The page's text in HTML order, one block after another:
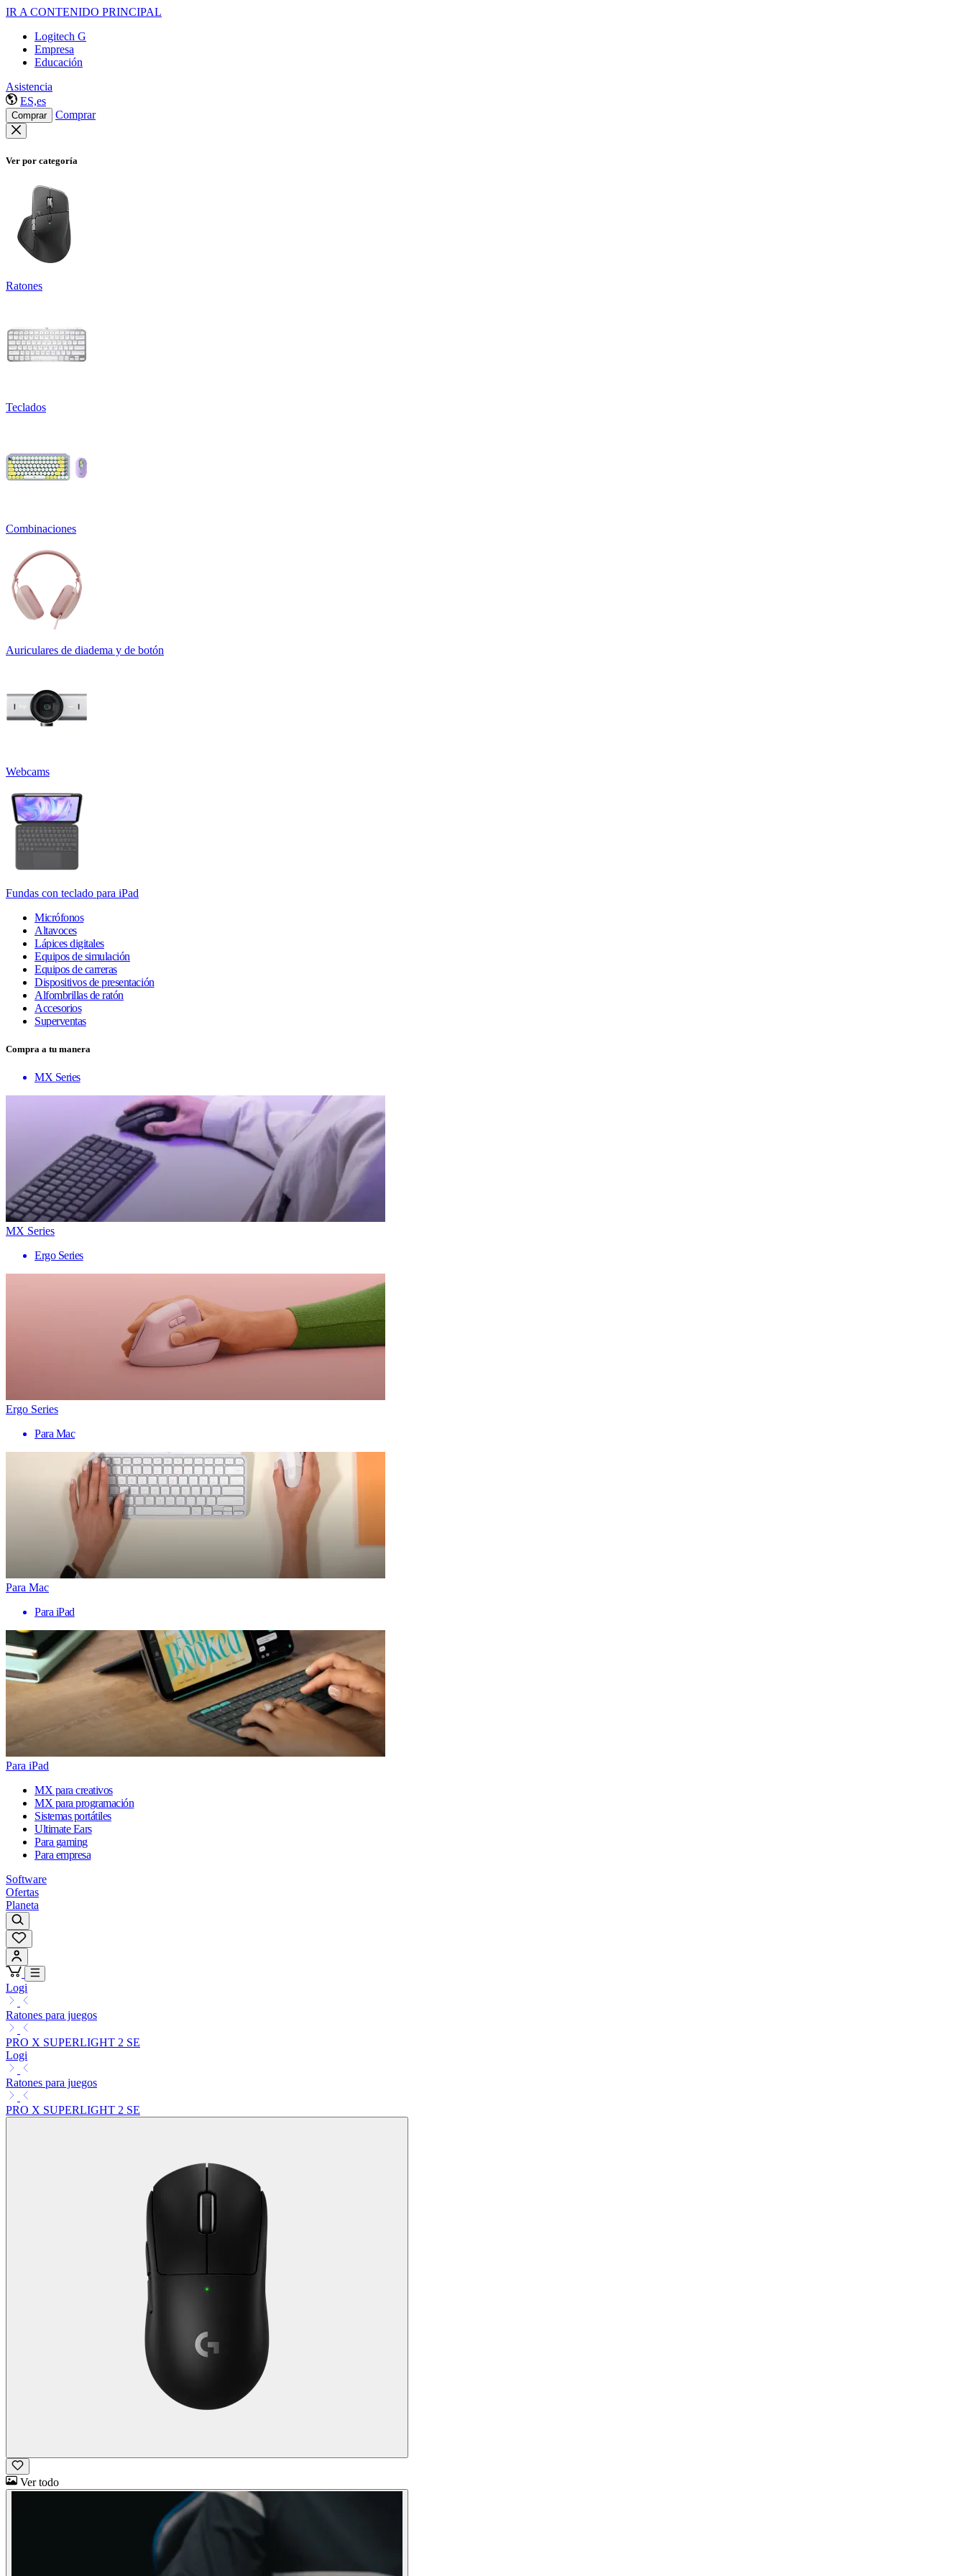
IR A CONTENIDO PRINCIPAL
Logitech G
Empresa
Educación
Asistencia
ES,es
Comprar Comprar
Ver por categoría
Ratones
Teclados
Combinaciones
Auriculares de diadema y de botón
Webcams
Fundas con teclado para iPad
Micrófonos
Altavoces
Lápices digitales
Equipos de simulación
Equipos de carreras
Dispositivos de presentación
Alfombrillas de ratón
Accesorios
Superventas
Compra a tu manera
MX Series
MX Series
Ergo Series
Ergo Series
Para Mac
Para Mac
Para iPad
Para iPad
MX para creativos
MX para programación
Sistemas portátiles
Ultimate Ears
Para gaming
Para empresa
Software
Ofertas
Planeta
Logi
Ratones para juegos
PRO X SUPERLIGHT 2 SE
Logi
Ratones para juegos
PRO X SUPERLIGHT 2 SE
Ver todo